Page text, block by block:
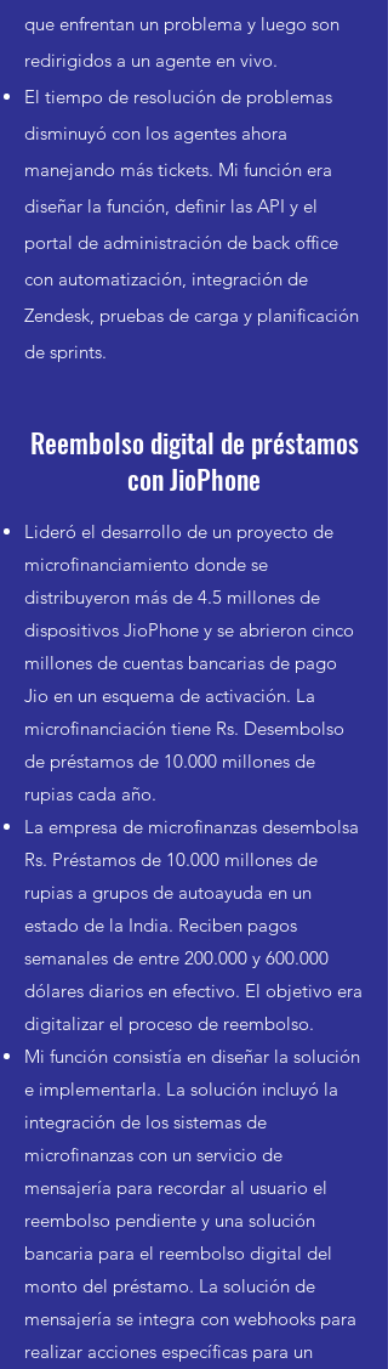
que enfrentan un problema y luego son
redirigidos a un agente en vivo.
El tiempo de resolución de problemas
disminuyó con los agentes ahora
manejando más tickets. Mi función era
diseñar la función, definir las API y el
portal de administración de back office
con automatización, integración de
Zendesk, pruebas de carga y planificación
de sprints.
Reembolso digital de préstamos
con JioPhone
Lideró el desarrollo de un proyecto de
microfinanciamiento donde se
distribuyeron más de 4.5 millones de
dispositivos JioPhone y se abrieron cinco
millones de cuentas bancarias de pago
Jio en un esquema de activación. La
microfinanciación tiene Rs. Desembolso
de préstamos de 10.000 millones de
rupias cada año.
La empresa de microfinanzas desembolsa
Rs. Préstamos de 10.000 millones de
rupias a grupos de autoayuda en un
estado de la India. Reciben pagos
semanales de entre 200.000 y 600.000
dólares diarios en efectivo. El objetivo era
digitalizar el proceso de reembolso.
Mi función consistía en diseñar la solución
e implementarla. La solución incluyó la
integración de los sistemas de
microfinanzas con un servicio de
mensajería para recordar al usuario el
reembolso pendiente y una solución
bancaria para el reembolso digital del
monto del préstamo. La solución de
mensajería se integra con webhooks para
realizar acciones específicas para un